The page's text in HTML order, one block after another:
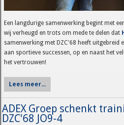
Een langdurige samenwerking begint met
wij verheugd en trots om mede te delen dat
samenwerking met DZC'68 heeft uitgebreid
aan sportieve successen, op en naast het
het vertrouwen!
Lees meer...
ADEX Groep schenkt
DZC'68 JO9-4